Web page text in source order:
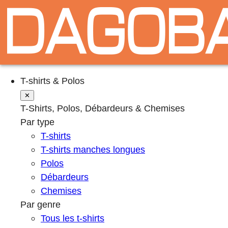
T-shirts & Polos
✕
T-Shirts, Polos, Débardeurs & Chemises
Par type
T-shirts
T-shirts manches longues
Polos
Débardeurs
Chemises
Par genre
Tous les t-shirts